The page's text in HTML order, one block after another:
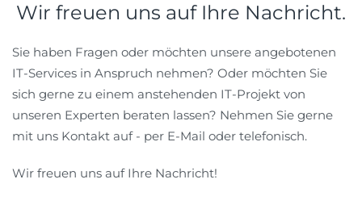
Wir freuen uns auf Ihre Nachricht.
Sie haben Fragen oder möchten unsere angebotenen
IT-Services in Anspruch nehmen? Oder möchten Sie
sich gerne zu einem anstehenden IT-Projekt von
unseren Experten beraten lassen? Nehmen Sie gerne
mit uns Kontakt auf - per E-Mail oder telefonisch.
Wir freuen uns auf Ihre Nachricht!